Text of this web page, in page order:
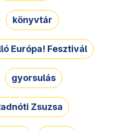
könyvtár
Európa! Fesztivál
gyorsulás
Zsuzsa